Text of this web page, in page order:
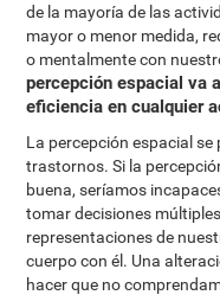
de la mayoría de las
mayor o menor medida,
o mentalmente con
percepción espacial va
eficiencia en cualquier
La percepción espacial
trastornos. Si la
buena, seríamos
tomar decisiones
representaciones de
cuerpo con él. Una
hacer que no